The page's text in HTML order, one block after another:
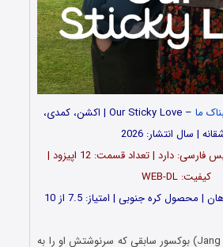
ما
– Our Sticky Love | اکشن، کمدی،
| سال انتشار: 2026
زبان: کره ای | زیرنویس فارسی: دارد | تعداد قسمت: 12 اپیزود |
کیفیت: WEB-DL
محصول کره جنوبی | امتیاز: 7.5 از 10
جونگ ته ها (Jang Tae-ha) بوکسور سابقی که سرنوشتش او را به